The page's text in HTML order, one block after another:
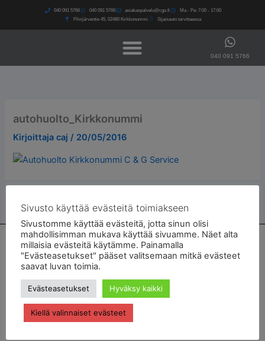
040 091 5766​ 040 091 5766​ asiakaspalvelu@cgs.fi
Ma - Pe: 7:00 - 17:00
Pilvijärventie 45, 02480 Kirkkonummi
Sijaisauto tarvittaessa
040 091 5766
autohuolto_Kirkkonummi
Kirjoittajacaj/ 20/05/2016
Autohuolto ja autokorjaamo Kirkkonummella
C & G Service on vuonna 1998 perustettu autokorjaamo. Tavoitteenamme on helpottaa
autoilevien asiakkaidemme elämää.
Saatte kauttamme kätevästi henkilö- ja pakettiauton huolto- ja korjaustyöt sekä joukon
täydentäviä palveluja kuten ohjauskulmien säädöt sekä
Sivusto käyttää evästeitä toimiakseen
Sivustomme käyttää evästeitä, jotta sinun olisi
mahdollisimman mukava käyttää sivuamme. Näet alta
millaisia evästeitä käytämme. Painamalla
"Evästeasetukset" pääset valitsemaan mitkä evästeet
saavat luvan toimia.
Evästeasetukset Hyväksy kaikki
Kiellä valinnaiset evästeet